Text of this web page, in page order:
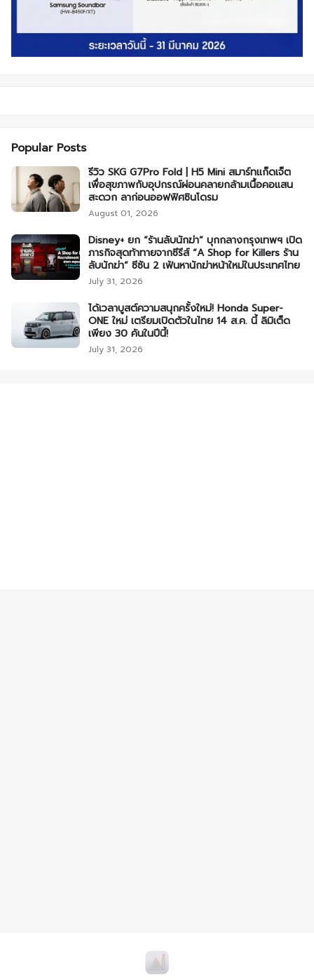
Popular Posts
รีวิว SKG G7Pro Fold | H5 Mini สมาร์ทแก็ดเจ็ต
เพื่อสุขภาพกับอุปกรณ์ผ่อนคลายกล้ามเนื้อคอแสน
สะดวก ลาก่อนออฟฟิศซินโดรม
August 01, 2026
Disney+ ยก “ร้านลับนักฆ่า” บุกกลางกรุงเทพฯ เปิด
ภารกิจสุดท้าทายจากซีรีส์ “A Shop for Killers ร้าน
ลับนักฆ่า” ซีซัน 2 เฟ้นหานักฆ่าหน้าใหม่ในประเทศไทย
July 31, 2026
ได้เวลาบูสต์ความสนุกครั้งใหม่! Honda Super-
ONE ใหม่ เตรียมเปิดตัวในไทย 14 ส.ค. นี้ ลิมิเต็ด
เพียง 30 คันในปีนี้!
July 31, 2026